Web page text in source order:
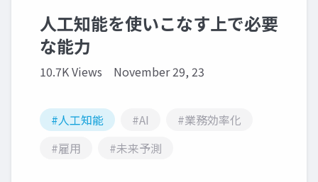
人工知能を使いこなす上で必要
な能力
10.7K Views November 29, 23
#人工知能 #AI
#業務効率化
#雇用
#未来予測